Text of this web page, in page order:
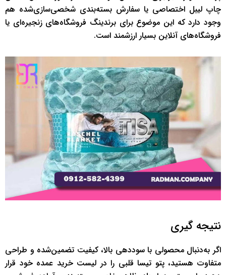
چاپ لیبل اختصاصی یا سفارش بسته‌بندی شخصی‌سازی‌شده هم
وجود دارد که این موضوع برای برندینگ فروشگاه‌های زنجیره‌ای یا
فروشگاه‌های آنلاین بسیار ارزشمند است.
نتیجه ‌گیری
اگر به‌دنبال محصولی با سوددهی بالا، کیفیت تضمین‌شده و طراحی
متفاوت هستید، پتو تیسا قلبی را در لیست خرید عمده خود قرار